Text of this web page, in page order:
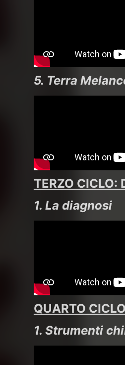
5. Terra
TERZO CICLO:
1. La diagnosi
QUARTO
1. Strumenti